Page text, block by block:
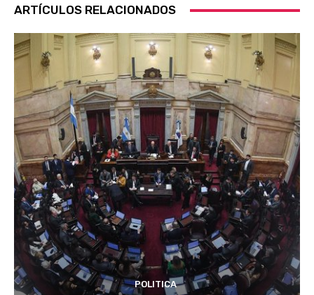
ARTÍCULOS RELACIONADOS
POLITICA